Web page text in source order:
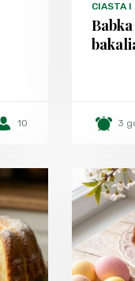
10
CIASTA I
3